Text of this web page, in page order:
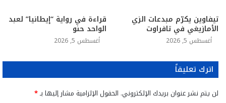
تيفاوين يكرّم مبدعات الزي
الأمازيغي في تافراوت
أغسطس 5, 2026
قراءة في رواية “إيطانيا” لعبد
الواحد حنو
أغسطس 5, 2026
اترك تعليقاً
لن يتم نشر عنوان بريدك الإلكتروني. الحقول الإلزامية مشار إليها بـ*